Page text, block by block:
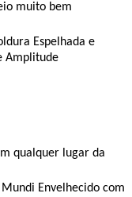
muito bem
Espelhada e
Amplitude
qualquer lugar da
Envelhecido com